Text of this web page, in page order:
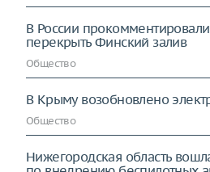
В России
перекрыть Финский залив
Общество
В Крыму возобновлено
Общество
Нижегородская область